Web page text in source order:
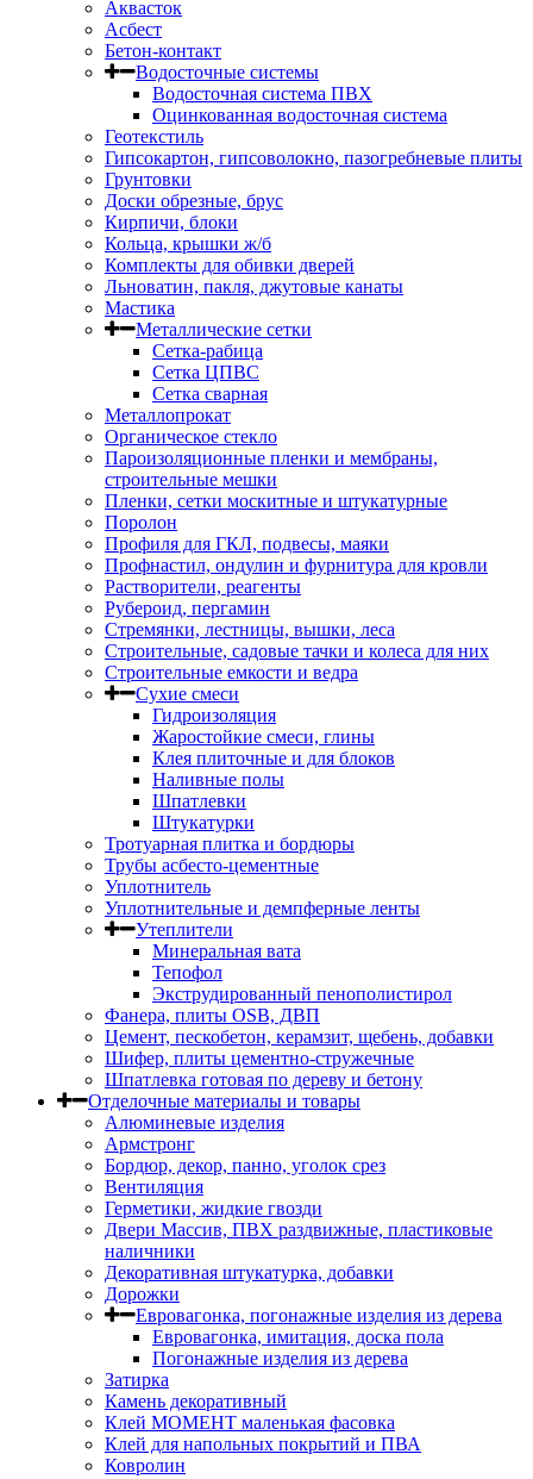
Аквасток
Асбест
Бетон-контакт
Водосточные системы
Водосточная система ПВХ
Оцинкованная водосточная система
Геотекстиль
Гипсокартон, гипсоволокно, пазогребневые плиты
Грунтовки
Доски обрезные, брус
Кирпичи, блоки
Кольца, крышки ж/б
Комплекты для обивки дверей
Льноватин, пакля, джутовые канаты
Мастика
Металлические сетки
Сетка-рабица
Сетка ЦПВС
Сетка сварная
Металлопрокат
Органическое стекло
Пароизоляционные пленки и мембраны,
строительные мешки
Пленки, сетки москитные и штукатурные
Поролон
Профиля для ГКЛ, подвесы, маяки
Профнастил, ондулин и фурнитура для кровли
Растворители, реагенты
Рубероид, пергамин
Стремянки, лестницы, вышки, леса
Строительные, садовые тачки и колеса для них
Строительные емкости и ведра
Сухие смеси
Гидроизоляция
Жаростойкие смеси, глины
Клея плиточные и для блоков
Наливные полы
Шпатлевки
Штукатурки
Тротуарная плитка и бордюры
Трубы асбесто-цементные
Уплотнитель
Уплотнительные и демпферные ленты
Утеплители
Минеральная вата
Тепофол
Экструдированный пенополистирол
Фанера, плиты OSB, ДВП
Цемент, пескобетон, керамзит, щебень, добавки
Шифер, плиты цементно-стружечные
Шпатлевка готовая по дереву и бетону
Отделочные материалы и товары
Алюминевые изделия
Армстронг
Бордюр, декор, панно, уголок срез
Вентиляция
Герметики, жидкие гвозди
Двери Массив, ПВХ раздвижные, пластиковые
наличники
Декоративная штукатурка, добавки
Дорожки
Евровагонка, погонажные изделия из дерева
Евровагонка, имитация, доска пола
Погонажные изделия из дерева
Затирка
Камень декоративный
Клей МОМЕНТ маленькая фасовка
Клей для напольных покрытий и ПВА
Ковролин